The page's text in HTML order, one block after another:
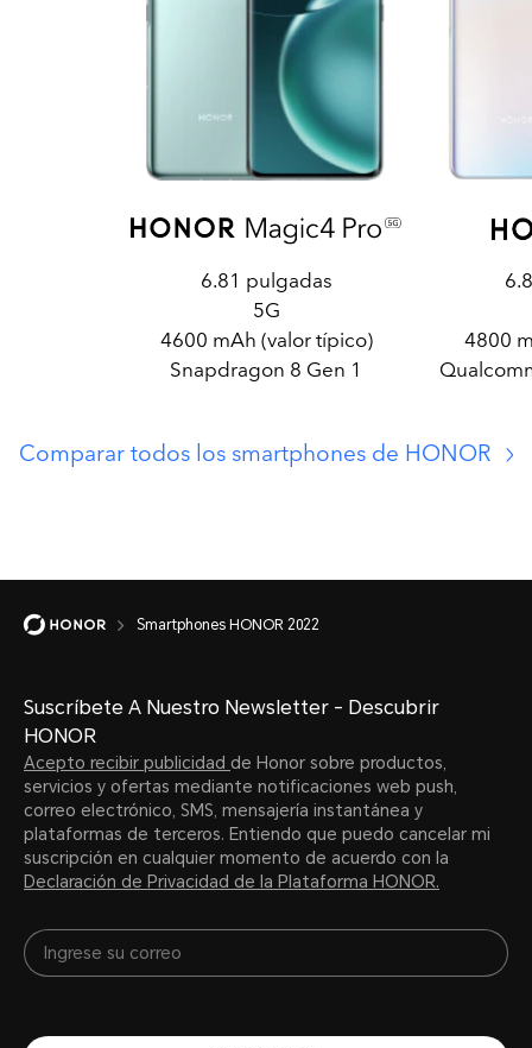
6.81 pulgadas
5G
4600 mAh (valor típico)
Snapdragon 8 Gen 1
4800
Comparar todos los smartphones de HONOR
Smartphones HONOR 2022
Suscríbete A Nuestro Newsletter - Descubrir
HONOR
Acepto recibir publicidad de Honor sobre productos,
servicios y ofertas mediante notificaciones web push,
correo electrónico, SMS, mensajería instantánea y
plataformas de terceros. Entiendo que puedo cancelar mi
suscripción en cualquier momento de acuerdo con la
Declaración de Privacidad de la Plataforma HONOR.